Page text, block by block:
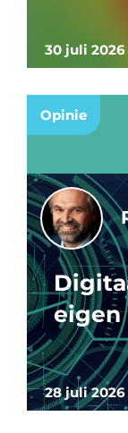
30 juli 2026
Opinie
28 juli 2026
eigen